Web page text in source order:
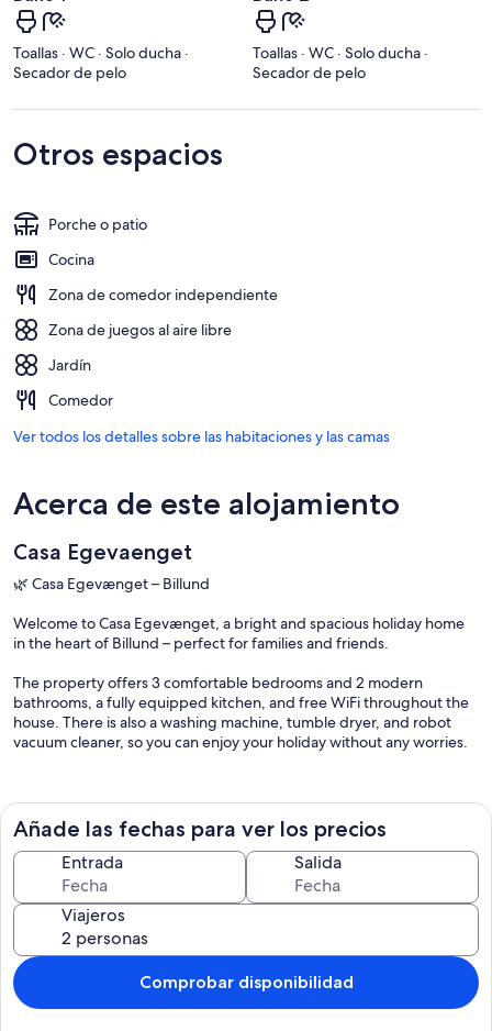
Toallas · WC · Solo ducha ·
Secador de pelo
Toallas · WC · Solo ducha ·
Secador de pelo
Otros espacios
Porche o patio
Cocina
Zona de comedor independiente
Zona de juegos al aire libre
Jardín
Comedor
Ver todos los detalles sobre las habitaciones y las camas
Acerca de este alojamiento
Casa Egevaenget
🌿 Casa Egevænget – Billund
Welcome to Casa Egevænget, a bright and spacious holiday home
in the heart of Billund – perfect for families and friends.
The property offers 3 comfortable bedrooms and 2 modern
bathrooms, a fully equipped kitchen, and free WiFi throughout the
house. There is also a washing machine, tumble dryer, and robot
vacuum cleaner, so you can enjoy your holiday without any worries.
relaxing, playing, and enjoying cozy meals outdoors.
The house is located just 300 meters from a supermarket, and all of
Billund’s popular attractions such as LEGOLAND®, LEGO House,
Lalandia, and Billund Airport are within walking distance.
Casa Egevænget is the perfect base for a relaxing and experience-
filled holiday in Billund 🏡✨
Añade las fechas para ver los precios
Entrada Salida
Viajeros
Comprobar disponibilidad